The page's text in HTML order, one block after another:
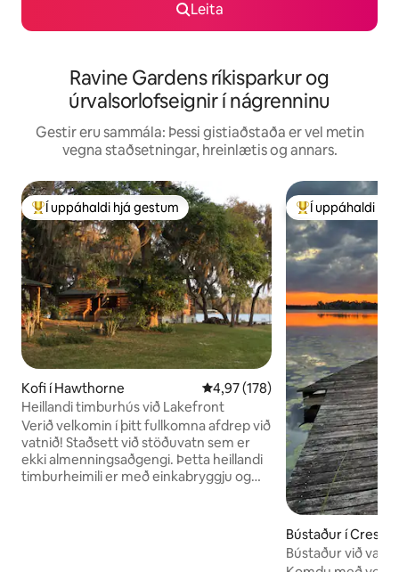
Leita
Ravine Gardens ríkisparkur og
úrvalsorlofseignir í nágrenninu
Gestir eru sammála: Þessi gistiaðstaða er vel metin
vegna staðsetningar, hreinlætis og annars.
Í mestu uppáhaldi hjá gestum
Í uppáhaldi hjá gestum
Kofi í Hawthorne 4,97 af 5 í meðaleinkunn, 178
4,97 (178)
Heillandi timburhús við Lakefront
Verið velkomin í þitt fullkomna afdrep við
vatnið! Staðsett við stöðuvatn sem er
ekki almenningsaðgengi. Þetta heillandi
timburheimili er með einkabryggju og
Í mestu
Í uppáhaldi
Bústaður í
Bústaður við vatn